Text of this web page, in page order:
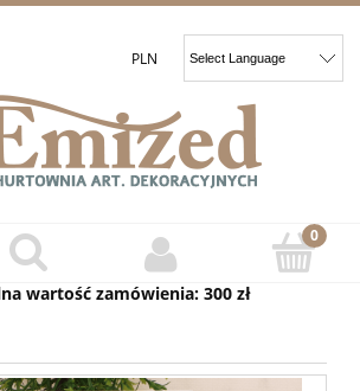
wartość zamówienia: 300 zł